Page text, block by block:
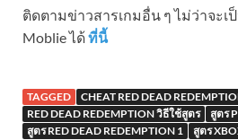
ติดตามข่าวสารเกมอื่น ๆ ไม่ว่าจะเป็
Moblie ได้ที่นี้
TAGGED
CHEAT RED DEAD
RED DEAD REDEMPTION วิธีใช้สูตร
สูตร
สูตร RED DEAD REDEMPTION 1
สูตร